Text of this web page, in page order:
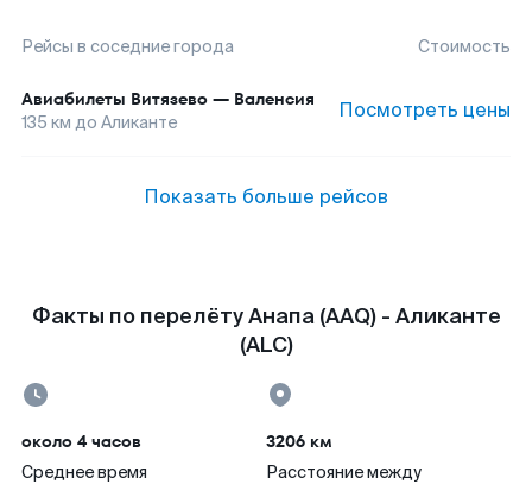
Рейсы в соседние города Стоимость
Авиабилеты Витязево — Валенсия
135 км до Аликанте Посмотреть цены
Показать больше рейсов
Факты по перелёту Анапа (AAQ) - Аликанте
(ALC)
около 4 часов
Среднее время
3206 км
Расстояние между